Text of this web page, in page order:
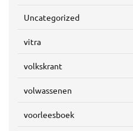
Uncategorized
vitra
volkskrant
volwassenen
voorleesboek